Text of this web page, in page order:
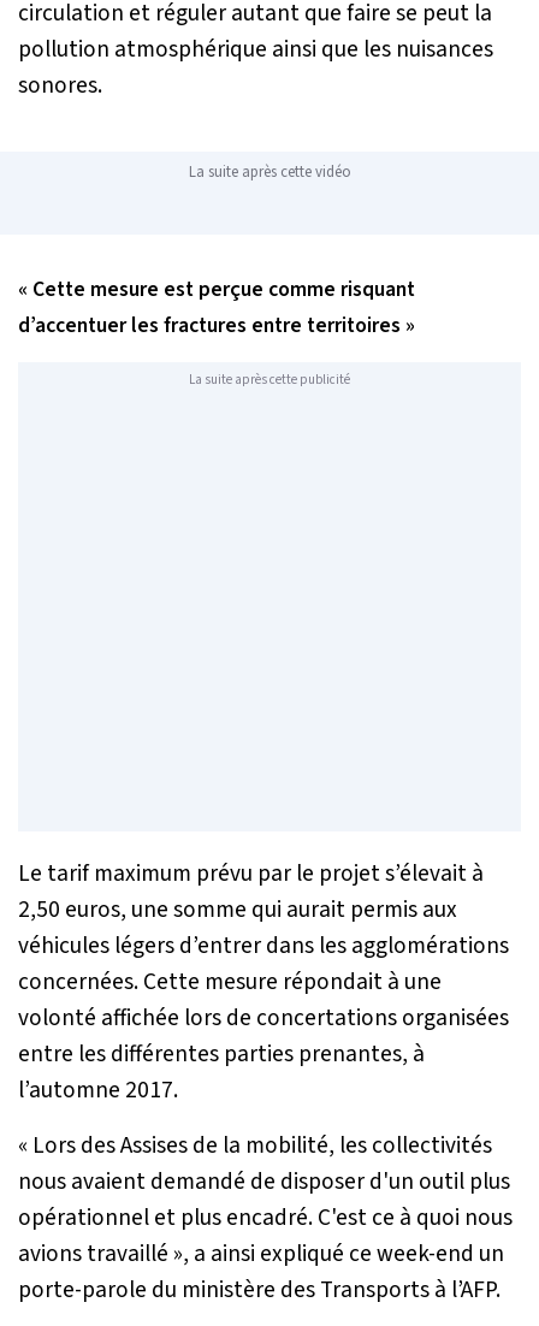
circulation et réguler autant que faire se peut la
pollution atmosphérique ainsi que les nuisances
sonores.
La suite après cette vidéo
« Cette mesure est perçue comme risquant
d’accentuer les fractures entre territoires »
La suite après cette publicité
Le tarif maximum prévu par le projet s’élevait à
2,50 euros, une somme qui aurait permis aux
véhicules légers d’entrer dans les agglomérations
concernées. Cette mesure répondait à une
volonté affichée lors de concertations organisées
entre les différentes parties prenantes, à
l’automne 2017.
« Lors des Assises de la mobilité, les collectivités
nous avaient demandé de disposer d'un outil plus
opérationnel et plus encadré. C'est ce à quoi nous
avions travaillé », a ainsi expliqué ce week-end un
porte-parole du ministère des Transports à l’AFP.